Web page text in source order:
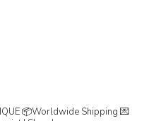
📦Worldwide Shipping 💌